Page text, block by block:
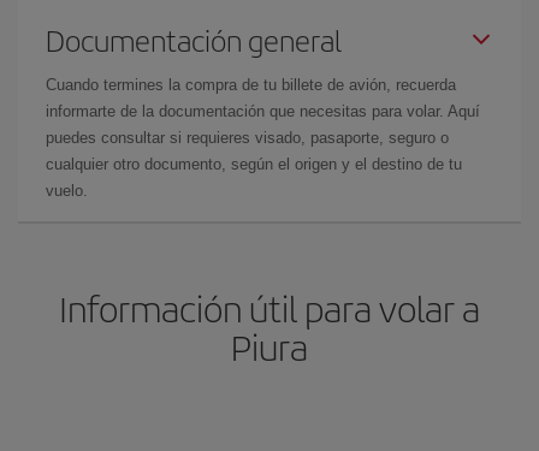
Documentación general
Cuando termines la compra de tu billete de avión, recuerda
informarte de la documentación que necesitas para volar. Aquí
puedes consultar si requieres visado, pasaporte, seguro o
cualquier otro documento, según el origen y el destino de tu
vuelo.
Información útil para volar a
Piura